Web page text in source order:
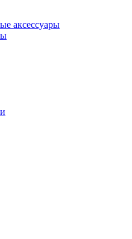
аксессуары